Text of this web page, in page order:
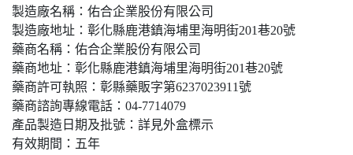
製造廠名稱：佑合企業股份有限公司
製造廠地址：彰化縣鹿港鎮海埔里海明街201巷20號
藥商名稱：佑合企業股份有限公司
藥商地址：彰化縣鹿港鎮海埔里海明街201巷20號
藥商許可執照：彰縣藥販字第6237023911號
藥商諮詢專線電話：04-7714079
產品製造日期及批號：詳見外盒標示
有效期間：五年